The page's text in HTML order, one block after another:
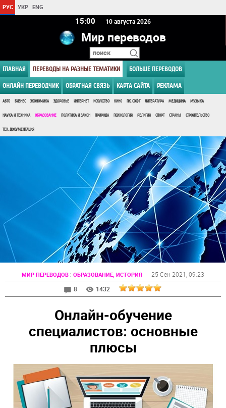
РУС УКР ENG
15:00 10 августа 2026
Мир переводов
ГЛАВНАЯ ПЕРЕВОДЫ НА РАЗНЫЕ ТЕМАТИКИ БОЛЬШЕ ПЕРЕВОДОВ
ОНЛАЙН ПЕРЕВОДЧИК ОБРАТНАЯ СВЯЗЬ КАРТА САЙТА РЕКЛАМА
АВТО БИЗНЕС ЭКОНОМИКА ЗДОРОВЬЕ ИНТЕРНЕТ ИСКУССТВО КИНО ПК, СОФТ ЛИТЕРАТУРА МЕДИЦИНА МУЗЫКА
НАУКА И ТЕХНИКА ОБРАЗОВАНИЕ ПОЛИТИКА И ЗАКОН ПРИРОДА ПСИХОЛОГИЯ РЕЛИГИЯ СПОРТ СТРАНЫ СТРОИТЕЛЬСТВО
ТЕХ. ДОКУМЕНТАЦИЯ
МИР ПЕРЕВОДОВ : ОБРАЗОВАНИЕ, ИСТОРИЯ 25 Сен 2021 , 09:23
8
1432
Онлайн-обучение
специалистов: основные
плюсы